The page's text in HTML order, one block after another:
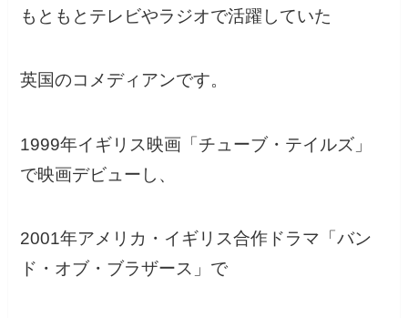
もともとテレビやラジオで活躍していた
英国のコメディアンです。
1999年イギリス映画「チューブ・テイルズ」
で映画デビューし、
2001年アメリカ・イギリス合作ドラマ「バン
ド・オブ・ブラザース」で